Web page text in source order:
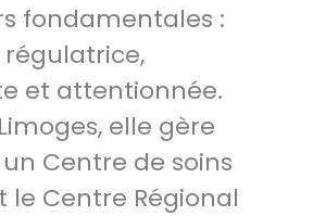
fondamentales :
et attentionnée.
elle gère
Centre de soins
le Centre Régional